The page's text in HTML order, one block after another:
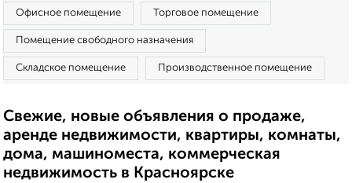
Офисное помещение Торговое помещение
Помещение свободного назначения
Складское помещение Производственное помещение
Свежие, новые объявления о продаже,
аренде недвижимости, квартиры, комнаты,
дома, машиноместа, коммерческая
недвижимость в Красноярске